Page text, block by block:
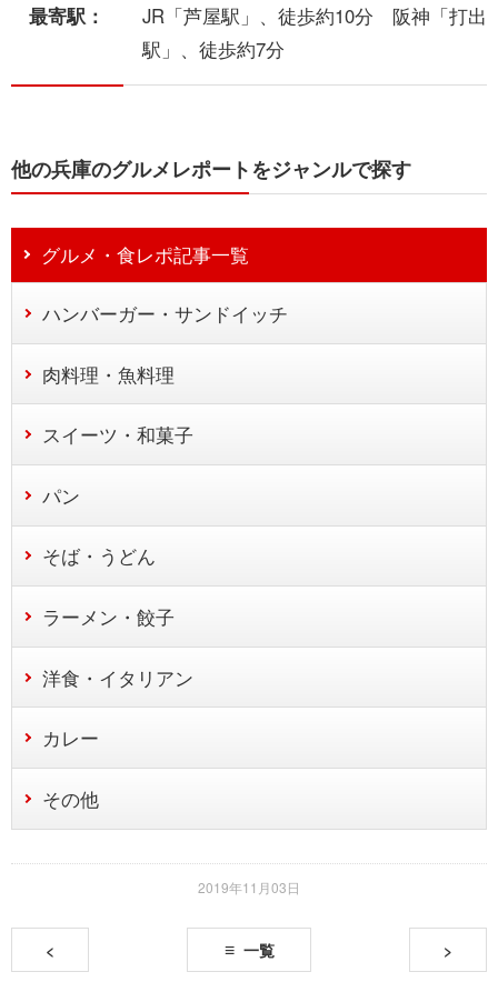
最寄駅：
JR「芦屋駅」、徒歩約10分 阪神「打出
駅」、徒歩約7分
他の兵庫のグルメレポートをジャンルで探す
グルメ・食レポ記事一覧
ハンバーガー・サンドイッチ
肉料理・魚料理
スイーツ・和菓子
パン
そば・うどん
ラーメン・餃子
洋食・イタリアン
カレー
その他
2019年11月03日
< 一覧 >